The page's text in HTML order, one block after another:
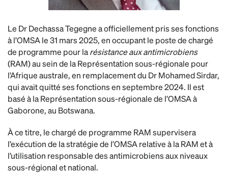
Le Dr Dechassa Tegegne a officiellement pris ses fonctions
à l’OMSA le 31 mars 2025, en occupant le poste de chargé
de programme pour larésistance aux antimicrobiens
(RAM) au sein de la Représentation sous-régionale pour
l’Afrique australe, en remplacement du Dr Mohamed Sirdar,
qui avait quitté ses fonctions en septembre 2024. Il est
basé à la Représentation sous-régionale de l’OMSA à
Gaborone, au Botswana.
À ce titre, le chargé de programme RAM supervisera
l’exécution de la stratégie de l’OMSA relative à la RAM et à
l’utilisation responsable des antimicrobiens aux niveaux
sous-régional et national.